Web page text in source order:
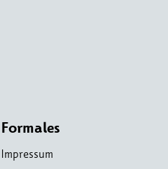
Formales
Impressum